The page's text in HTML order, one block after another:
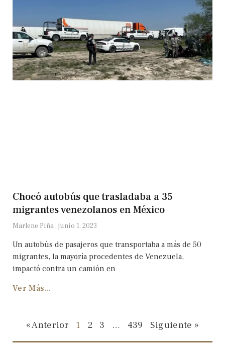
Chocó autobús que trasladaba a 35
migrantes venezolanos en México
Marlene Piña junio 1, 2023
Un autobús de pasajeros que transportaba a más de 50
migrantes, la mayoría procedentes de Venezuela,
impactó contra un camión en
Ver Más...
« Anterior 1 2 3 … 439 Siguiente »